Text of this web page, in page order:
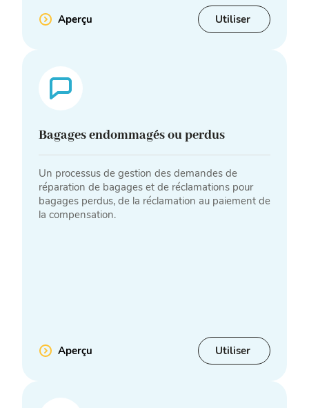
Aperçu Utiliser
Bagages endommagés ou perdus
Un processus de gestion des demandes de
réparation de bagages et de réclamations pour
bagages perdus, de la réclamation au paiement de
la compensation.
Aperçu Utiliser